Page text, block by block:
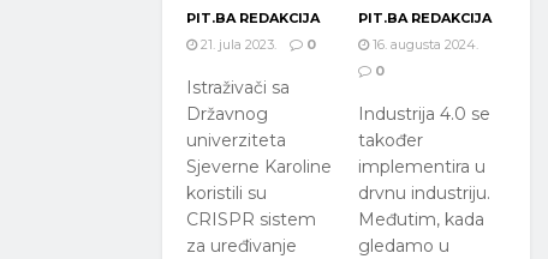
PIT.BA REDAKCIJA
21. jula 2023.
0
Istraživači sa
Državnog
univerziteta
Sjeverne Karoline
koristili su
CRISPR sistem
za uređivanje
PIT.BA REDAKCIJA
16. augusta 2024.
0
Industrija 4.0 se
također
implementira u
drvnu industriju.
Međutim, kada
gledamo u